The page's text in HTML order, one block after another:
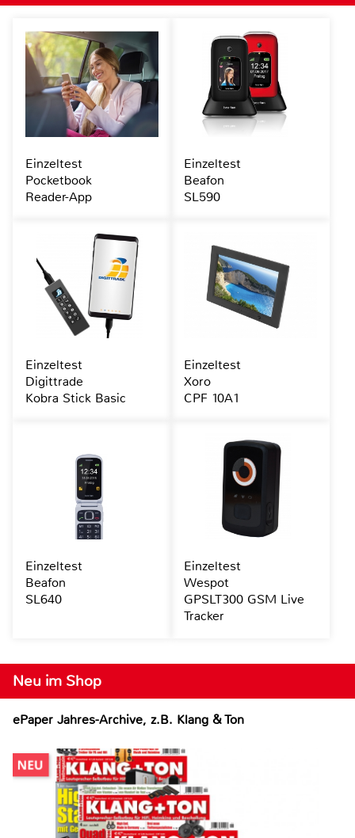
Neu im Shop
ePaper Jahres-Archive, z.B. Klang & Ton
Einzeltest
Pocketbook
Reader-App
Einzeltest
Beafon
SL590
Einzeltest
Digittrade
Kobra Stick Basic
Einzeltest
Xoro
CPF 10A1
Einzeltest
Beafon
SL640
Einzeltest
Wespot
GPSLT300 GSM Live
Tracker